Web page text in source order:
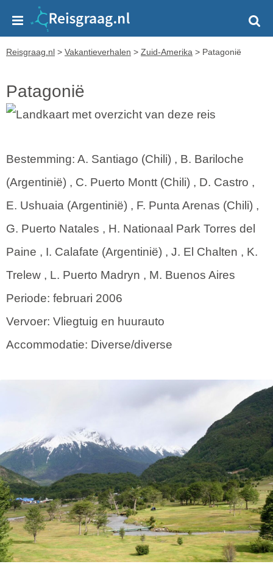
Reisgraag.nl > Vakantieverhalen > Zuid-Amerika > Patagonië
Patagonië
Bestemming: A. Santiago (Chili) , B. Bariloche
(Argentinië) , C. Puerto Montt (Chili) , D. Castro ,
E. Ushuaia (Argentinië) , F. Punta Arenas (Chili) ,
G. Puerto Natales , H. Nationaal Park Torres del
Paine , I. Calafate (Argentinië) , J. El Chalten , K.
Trelew , L. Puerto Madryn , M. Buenos Aires
Periode: februari 2006
Vervoer: Vliegtuig en huurauto
Accommodatie: Diverse/diverse